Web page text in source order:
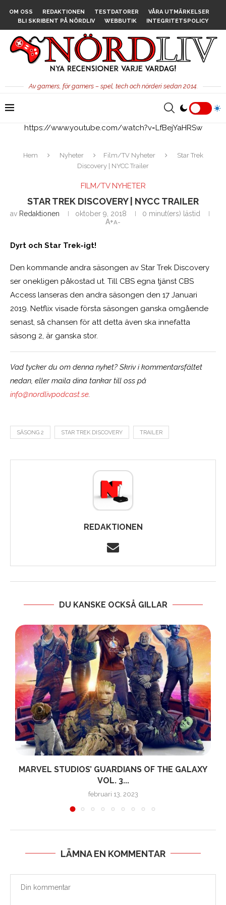
OM OSS REDAKTIONEN TESTDATORER
VÅRA UTMÄRKELSER
BLI SKRIBENT PÅ NÖRDLIV
WEBBUTIK INTEGRITETSPOLICY
Av gamers, för gamers – spel, tech och nörderi sedan 2014.
https://www.youtube.com/watch?v=LfBejYaHRSw
Hem Nyheter Film/TV Nyheter
Star Trek
Discovery | NYCC Trailer
FILM/TV NYHETER
STAR TREK DISCOVERY | NYCC TRAILER
av Redaktionen oktober 9, 2018
0 minut(ers) lästid
A+A-
Dyrt och Star Trek-igt!
Den kommande andra säsongen av Star Trek Discovery
ser onekligen påkostad ut. Till CBS egna tjänst CBS
Access lanseras den andra säsongen den 17 Januari
2019. Netflix visade första säsongen ganska omgående
senast, så chansen för att detta även ska innefatta
säsong 2, är ganska stor.
Vad tycker du om denna nyhet? Skriv i kommentarsfältet
nedan, eller maila dina tankar till oss på
info@nordlivpodcast.se.
SÄSONG 2 STAR TREK DISCOVERY TRAILER
REDAKTIONEN
DU KANSKE OCKSÅ GILLAR
MARVEL STUDIOS’ GUARDIANS OF THE GALAXY
VOL. 3...
februari 13, 2023
LÄMNA EN KOMMENTAR